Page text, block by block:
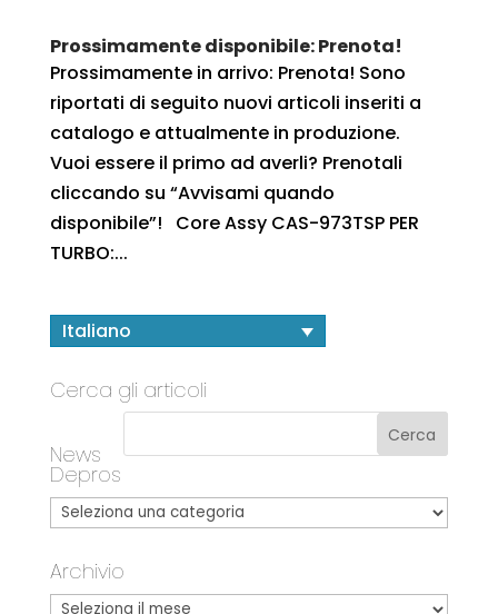
Prossimamente disponibile: Prenota!
Prossimamente in arrivo: Prenota! Sono
riportati di seguito nuovi articoli inseriti a
catalogo e attualmente in produzione.
Vuoi essere il primo ad averli? Prenotali
cliccando su “Avvisami quando
disponibile”! Core Assy CAS-973TSP PER
TURBO:...
Italiano
Cerca gli articoli
News
Depros
Archivio